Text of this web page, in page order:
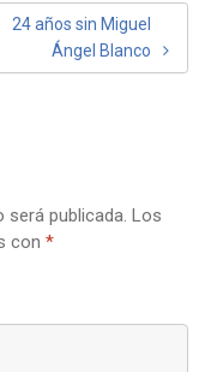
24 años sin Miguel
Ángel Blanco
publicada. Los
con *